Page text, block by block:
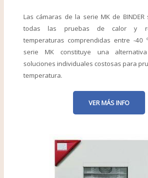
Las cámaras de la serie MK de
todas las pruebas de calor y
temperaturas comprendidas entre -40
serie MK constituye una
soluciones individuales costosas para
temperatura.
VER MÁS INFO